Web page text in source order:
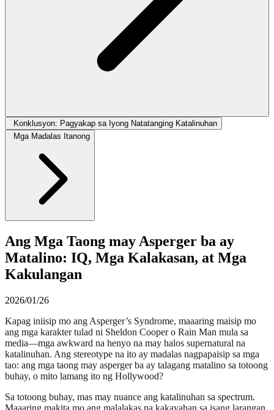
Konklusyon: Pagyakap sa Iyong Natatanging Katalinuhan
Mga Madalas Itanong
Ang Mga Taong may Asperger ba ay
Matalino: IQ, Mga Kalakasan, at Mga
Kakulangan
2026/01/26
Kapag iniisip mo ang Asperger’s Syndrome, maaaring maisip mo
ang mga karakter tulad ni Sheldon Cooper o Rain Man mula sa
media—mga awkward na henyo na may halos supernatural na
katalinuhan. Ang stereotype na ito ay madalas nagpapaisip sa mga
tao: ang mga taong may asperger ba ay talagang matalino sa totoong
buhay, o mito lamang ito ng Hollywood?
Sa totoong buhay, mas may nuance ang katalinuhan sa spectrum.
Maaaring makita mo ang malalakas na kakayahan sa isang larangan